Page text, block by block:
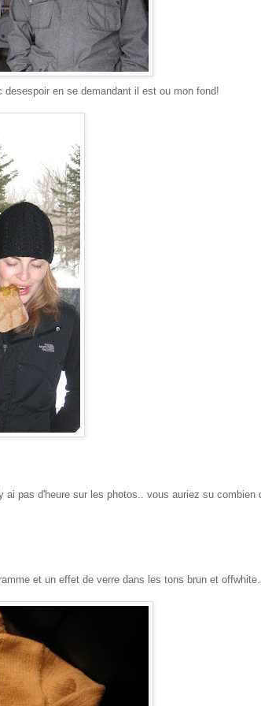
en se demandant il est ou mon fond!
pas d'heure sur les photos.. vous auriez su combien
et un effet de verre dans les tons brun et